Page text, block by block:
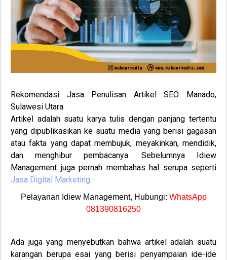
Rekomendasi Jasa Penulisan Artikel SEO
Manado,
Sulawesi Utara
Artikel adalah suatu karya tulis dengan panjang tertentu
yang dipublikasikan ke suatu media yang berisi gagasan
atau fakta yang dapat membujuk, meyakinkan, mendidik,
dan menghibur pembacanya.
Sebelumnya Idiew
Management juga pernah membahas hal serupa seperti
Jasa Digital Marketing.
Pelayanan Idiew Management, Hubungi: WhatsApp
081390816250
Ada juga yang menyebutkan bahwa artikel adalah suatu
karangan berupa esai yang berisi penyampaian ide-ide